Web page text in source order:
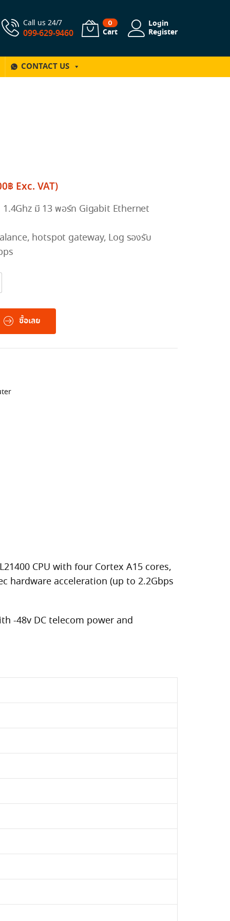
Call us 24/7
099-629-9460
0
Cart
Login
Register
CONTACT US
฿ Exc. VAT)
1.4Ghz มี 13 พอร์ท Gigabit Ethernet
hotspot gateway, Log รองรับ
ซื้อเลย
CPU with four Cortex A15 cores,
hardware acceleration (up to 2.2Gbps
-48v DC telecom power and